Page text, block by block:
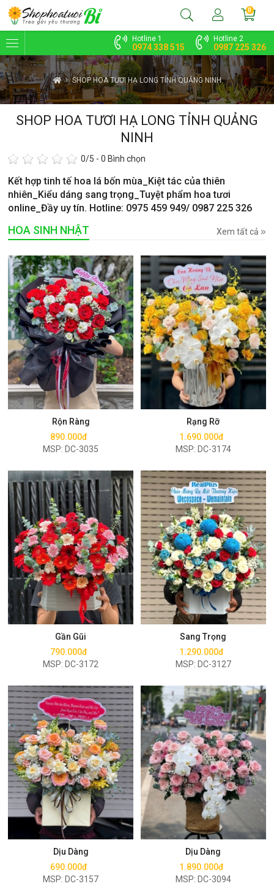
Hotline 1
0974 338 515
Hotline 2
0987 225 326
0
SHOP HOA TƯƠI HẠ LONG TỈNH QUẢNG NINH
SHOP HOA TƯƠI HẠ LONG TỈNH QUẢNG
NINH
0/5 -0 Bình chọn
Kết hợp tinh tế hoa lá bốn mùa_Kiệt tác của thiên
nhiên_Kiểu dáng sang trọng_Tuyệt phẩm hoa tươi
online_Đầy uy tín. Hotline: 0975 459 949/ 0987 225 326
HOA SINH NHẬT Xem tất cả
Rộn Ràng
890.000đ
MSP: DC-3035
Mua ngay
Rạng Rỡ
1.690.000đ
MSP: DC-3174
Mua ngay
Gần Gũi
790.000đ
MSP: DC-3172
Mua ngay
Sang Trọng
1.290.000đ
MSP: DC-3127
Mua ngay
Dịu Dàng
690.000đ
MSP: DC-3157
Mua ngay
Dịu Dàng
1.890.000đ
MSP: DC-3094
Mua ngay